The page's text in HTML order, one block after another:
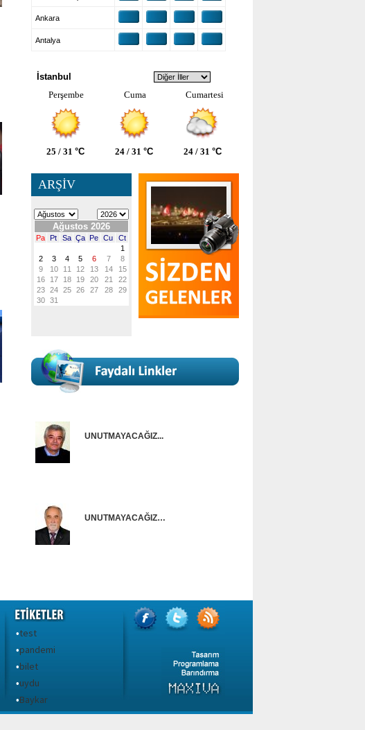
Ankara
Antalya
İstanbul
Perşembe
Cuma Cumartesi
25 / 31 °C 24 / 31 °C 24 / 31 °C
ARŞİV
UNUTMAYACAĞIZ...
UNUTMAYACAĞIZ…
•test
•pandemi
•bilet
•uydu
•Baykar